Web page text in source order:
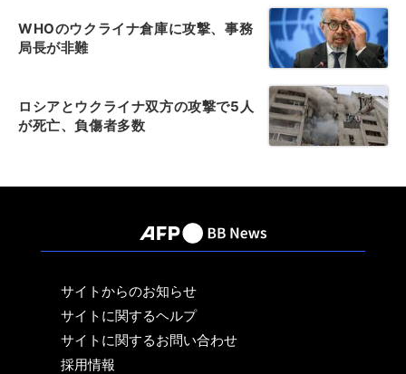
WHOのウクライナ倉庫に攻撃、事務
局長が非難
ロシアとウクライナ双方の攻撃で5人
が死亡、負傷者多数
サイトからのお知らせ
サイトに関するヘルプ
サイトに関するお問い合わせ
採用情報